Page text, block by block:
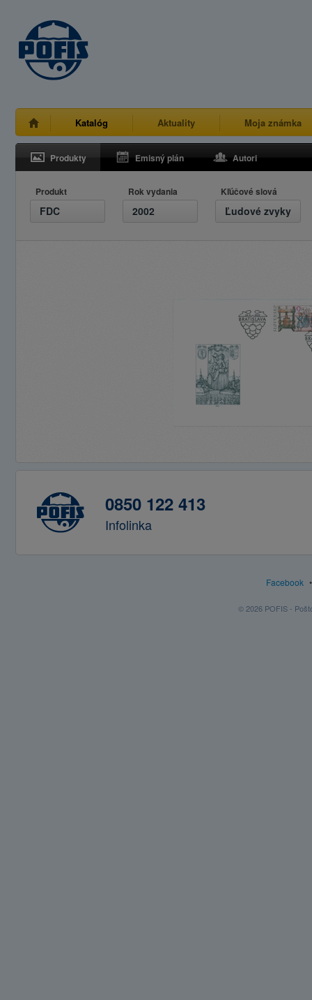
Katalóg Aktuality Moja známka
Produkty Emisný plán Autori
Produkt
FDC
Rok vydania
2002
Kľúčové slová
Ľudové zvyky
0850 122 413
Infolinka
Facebook
© 2026 POFIS -